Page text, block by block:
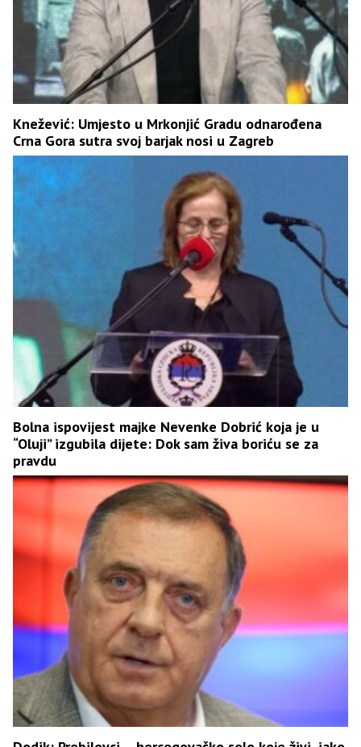
Knežević: Umjesto u Mrkonjić Gradu odnarođena
Crna Gora sutra svoj barjak nosi u Zagreb
Bolna ispovijest majke Nevenke Dobrić koja je u
“Oluji” izgubila dijete: Dok sam živa boriću se za
pravdu